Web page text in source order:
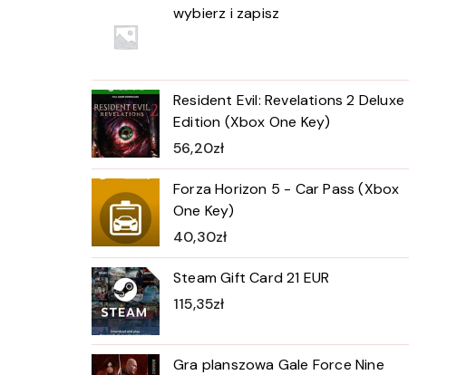
wybierz i zapisz
Resident Evil: Revelations 2 Deluxe
Edition (Xbox One Key)
56,20zł
Forza Horizon 5 - Car Pass (Xbox
One Key)
40,30zł
Steam Gift Card 21 EUR
115,35zł
Gra planszowa Gale Force Nine